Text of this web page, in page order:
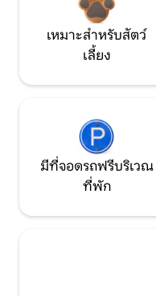
เหมาะสำหรับสัตว์
เลี้ยง
มีที่จอดรถฟรีบริเวณ
ที่พัก